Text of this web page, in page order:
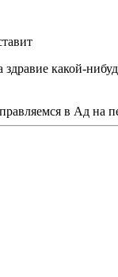
здравие какой-
в Ад на